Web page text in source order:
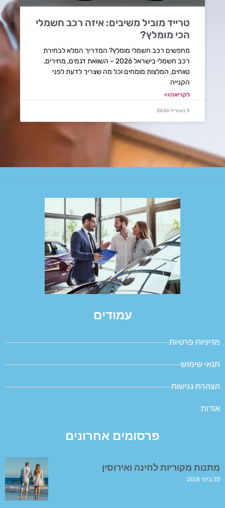
טרייד מוביל משיבים: איזה רכב חשמלי
הכי מומלץ?
מחפשים רכב חשמלי מומלץ? המדריך המלא לבחירת
רכב חשמלי בישראל 2026 – השוואת דגמים, מחירים,
טווחים, המלצות מומחים וכל מה שצריך לדעת לפני
הקנייה
לקריאה>>
9 באפריל 2026
עמודים
מדיניות פרטיות
תנאי שימוש
הצהרת נגישות
אודות
פרסומים אחרונים
מתנות מקוריות לחינה ואירוסין
25 ביוני 2018